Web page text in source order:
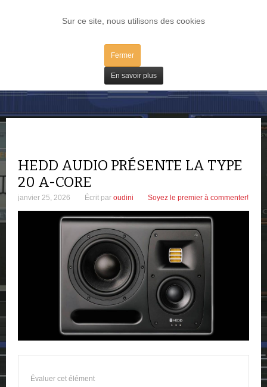
Sur ce site, nous utilisons des cookies
Fermer
En savoir plus
LOG IN
HEDD AUDIO PRÉSENTE LA TYPE
20 A-CORE
janvier 25, 2026 Écrit par oudini Soyez le premier à commenter!
Évaluer cet élément